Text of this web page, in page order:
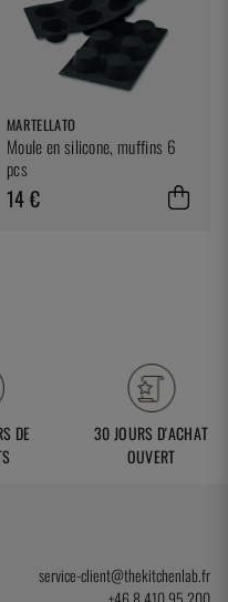
MARTELLATO
Moule en silicone, muffins 6
pcs
14 €
DE
30 JOURS D'ACHAT
OUVERT
service-client@thekitchenlab.fr